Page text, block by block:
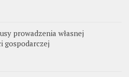
prowadzenia własnej
gospodarczej